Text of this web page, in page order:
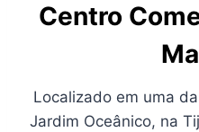
Centro
Localizado em uma
Jardim Oceânico, na